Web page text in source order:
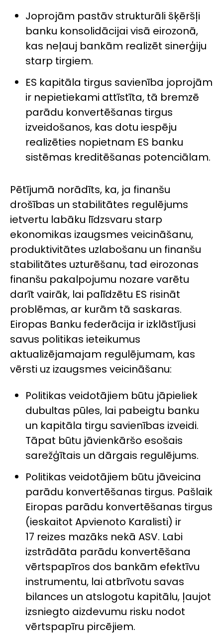
Joprojām pastāv strukturāli šķēršļi
banku konsolidācijai visā eirozonā,
kas neļauj bankām realizēt sinerģiju
starp tirgiem.
ES kapitāla tirgus savienība joprojām
ir nepietiekami attīstīta, tā bremzē
parādu konvertēšanas tirgus
izveidošanos, kas dotu iespēju
realizēties nopietnam ES banku
sistēmas kreditēšanas potenciālam.
Pētījumā norādīts, ka, ja finanšu
drošības un stabilitātes regulējums
ietvertu labāku līdzsvaru starp
ekonomikas izaugsmes veicināšanu,
produktivitātes uzlabošanu un finanšu
stabilitātes uzturēšanu, tad eirozonas
finanšu pakalpojumu nozare varētu
darīt vairāk, lai palīdzētu ES risināt
problēmas, ar kurām tā saskaras.
Eiropas Banku federācija ir izklāstījusi
savus politikas ieteikumus
aktualizējamajam regulējumam, kas
vērsti uz izaugsmes veicināšanu:
Politikas veidotājiem būtu jāpieliek
dubultas pūles, lai pabeigtu banku
un kapitāla tirgu savienības izveidi.
Tāpat būtu jāvienkāršo esošais
sarežģītais un dārgais regulējums.
Politikas veidotājiem būtu jāveicina
parādu konvertēšanas tirgus. Pašlaik
Eiropas parādu konvertēšanas tirgus
(ieskaitot Apvienoto Karalisti) ir
17 reizes mazāks nekā ASV. Labi
izstrādāta parādu konvertēšana
vērtspapīros dos bankām efektīvu
instrumentu, lai atbrīvotu savas
bilances un atslogotu kapitālu, ļaujot
izsniegto aizdevumu risku nodot
vērtspapīru pircējiem.